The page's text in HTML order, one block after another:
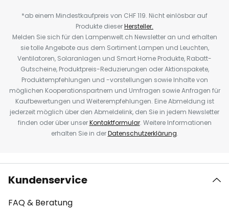
*ab einem Mindestkaufpreis von CHF 119. Nicht einlösbar auf
Produkte dieserHersteller.
Melden Sie sich für den Lampenwelt.ch Newsletter an und erhalten
sie tolle Angebote aus dem Sortiment Lampen und Leuchten,
Ventilatoren, Solaranlagen und Smart Home Produkte, Rabatt-
Gutscheine, Produktpreis-Reduzierungen oder Aktionspakete,
Produktempfehlungen und -vorstellungen sowie Inhalte von
möglichen Kooperationspartnern und Umfragen sowie Anfragen für
Kaufbewertungen und Weiterempfehlungen. Eine Abmeldung ist
jederzeit möglich über den Abmeldelink, den Sie in jedem Newsletter
finden oder über unserKontaktformular. Weitere Informationen
erhalten Sie in derDatenschutzerklärung.
Kundenservice
FAQ & Beratung